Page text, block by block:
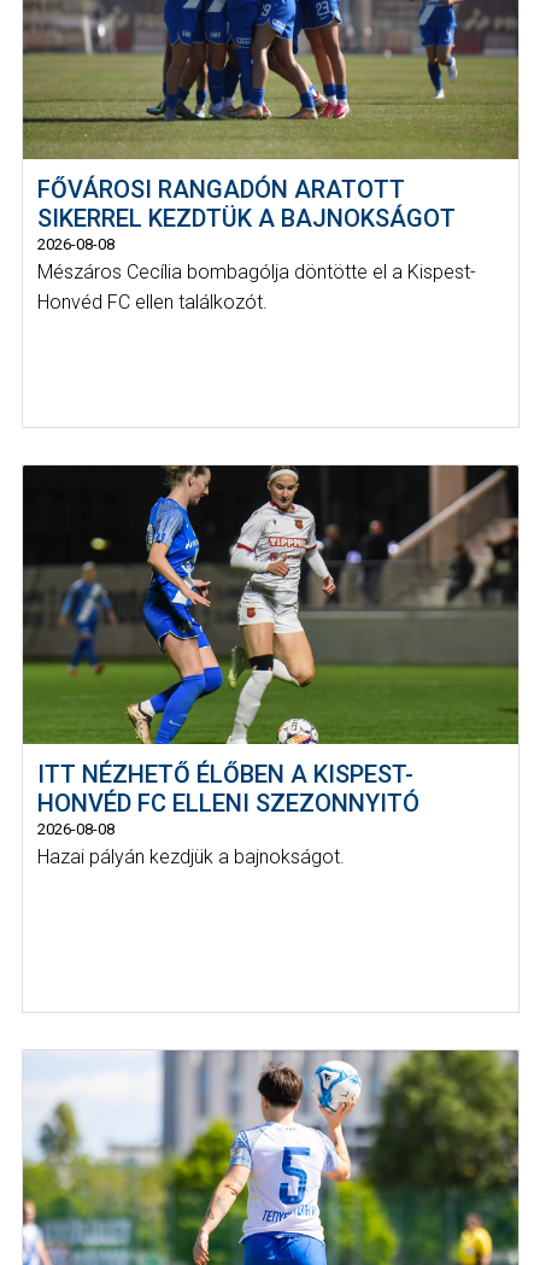
FŐVÁROSI RANGADÓN ARATOTT
SIKERREL KEZDTÜK A BAJNOKSÁGOT
2026-08-08
Mészáros Cecília bombagólja döntötte el a Kispest-
Honvéd FC ellen találkozót.
ITT NÉZHETŐ ÉLŐBEN A KISPEST-
HONVÉD FC ELLENI SZEZONNYITÓ
2026-08-08
Hazai pályán kezdjük a bajnokságot.